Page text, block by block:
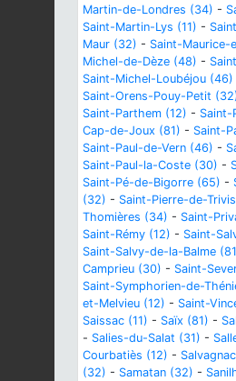
Martin-de-Londres (34) -
Saint-Martin-Lys (11) -
Maur (32) - Saint-Maurice-
Michel-de-Dèze (48) -
Saint-Michel-Loubéjou (46)
Saint-Orens-Pouy-Petit
Saint-Parthem (12) - Saint-
Cap-de-Joux (81) - Saint-
Saint-Paul-de-Vern (46) -
Saint-Paul-la-Coste (30) -
Saint-Pé-de-Bigorre (65) -
(32) - Saint-Pierre-de-
Thomières (34) - Saint-
Saint-Rémy (12) - Saint-
Saint-Salvy-de-la-Balme
Camprieu (30) - Saint-
Saint-Symphorien-de-
et-Melvieu (12) - Saint-
Saissac (11) - Saïx (81) -
- Salies-du-Salat (31) -
Courbatiès (12) -
(32) - Samatan (32) -